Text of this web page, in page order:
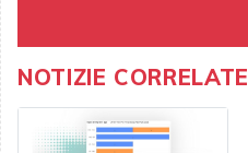
NOTIZIE CORRELATE